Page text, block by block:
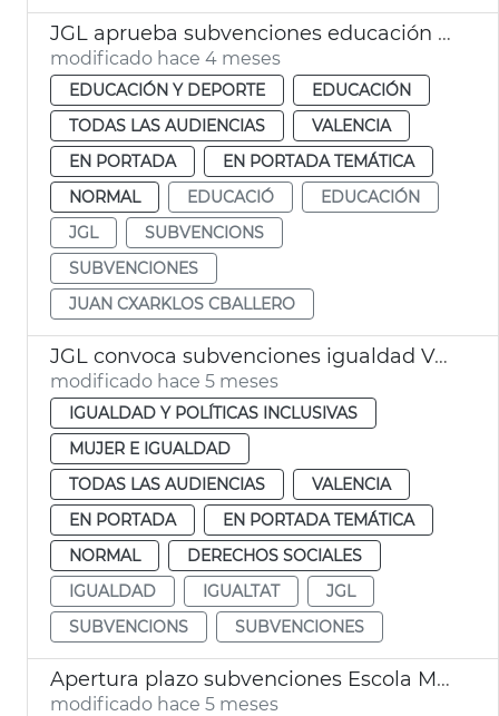
JGL aprueba subvenciones educación infantil València
modificado hace 4 meses
EDUCACIÓN Y DEPORTE
EDUCACIÓN
TODAS LAS AUDIENCIAS
VALENCIA
EN PORTADA
EN PORTADA TEMÁTICA
NORMAL
EDUCACIÓ
EDUCACIÓN
JGL
SUBVENCIONS
SUBVENCIONES
JUAN CXARKLOS CBALLERO
JGL convoca subvenciones igualdad València
modificado hace 5 meses
IGUALDAD Y POLÍTICAS INCLUSIVAS
MUJER E IGUALDAD
TODAS LAS AUDIENCIAS
VALENCIA
EN PORTADA
EN PORTADA TEMÁTICA
NORMAL
DERECHOS SOCIALES
IGUALDAD
IGUALTAT
JGL
SUBVENCIONS
SUBVENCIONES
Apertura plazo subvenciones Escola Matinera València
modificado hace 5 meses